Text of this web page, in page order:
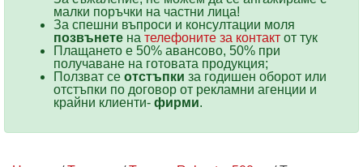
малки поръчки на частни лица!
За спешни въпроси и консултации моля
позвънете на телефоните за контакт от тук
Плащането е 50% авансово, 50% при
получаване на готовата продукция;
Ползват се отстъпки за годишен оборот или
отстъпки по договор от рекламни агенции и
крайни клиенти- фирми.